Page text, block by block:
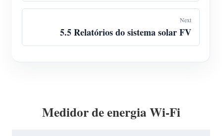
Next
5.5 Relatórios do sistema solar FV
Medidor de energia Wi-Fi